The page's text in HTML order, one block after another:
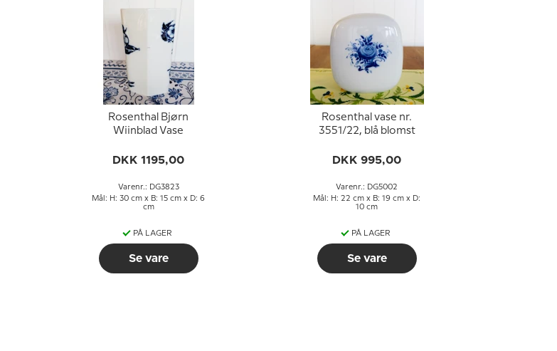
Rosenthal Bjørn
Wiinblad Vase
DKK 1195,00
Varenr.: DG3823
Mål: H: 30 cm x B: 15 cm x D: 6
cm
PÅ LAGER
Se vare
Rosenthal vase nr.
3551/22, blå blomst
DKK 995,00
Varenr.: DG5002
Mål: H: 22 cm x B: 19 cm x D:
10 cm
PÅ LAGER
Se vare